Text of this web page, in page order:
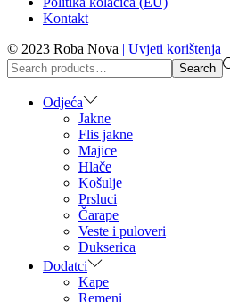
Kontakt
© 2023 Roba Nova | Uvjeti korištenja |
Search
for:>
Search
Odjeća
Jakne
Flis jakne
Majice
Hlače
Košulje
Prsluci
Čarape
Veste i puloveri
Dukserica
Dodatci
Kape
Remeni